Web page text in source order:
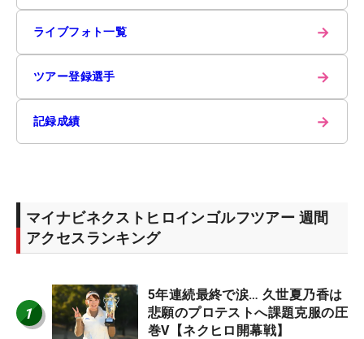
ライブフォト一覧 →
ツアー登録選手 →
記録成績 →
マイナビネクストヒロインゴルフツアー 週間
アクセスランキング
1
5年連続最終で涙… 久世夏乃香は
悲願のプロテストへ課題克服の圧
巻V【ネクヒロ開幕戦】